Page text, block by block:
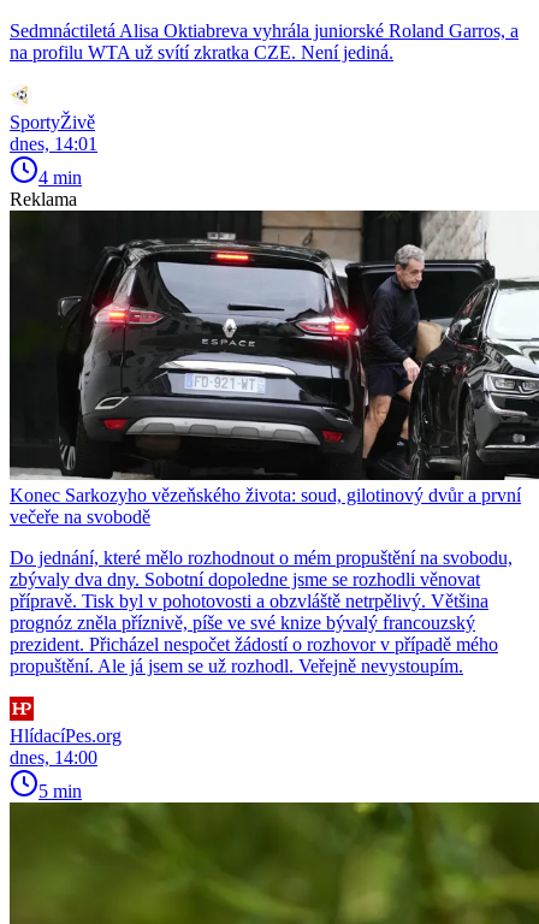
Sedmnáctiletá Alisa Oktiabreva vyhrála juniorské Roland Garros, a
na profilu WTA už svítí zkratka CZE. Není jediná.
SportyŽivě
dnes, 14:01
4 min
Reklama
Konec Sarkozyho vězeňského života: soud, gilotinový dvůr a první
večeře na svobodě
Do jednání, které mělo rozhodnout o mém propuštění na svobodu,
zbývaly dva dny. Sobotní dopoledne jsme se rozhodli věnovat
přípravě. Tisk byl v pohotovosti a obzvláště netrpělivý. Většina
prognóz zněla příznivě, píše ve své knize bývalý francouzský
prezident. Přicházel nespočet žádostí o rozhovor v případě mého
propuštění. Ale já jsem se už rozhodl. Veřejně nevystoupím.
HlídacíPes.org
dnes, 14:00
5 min